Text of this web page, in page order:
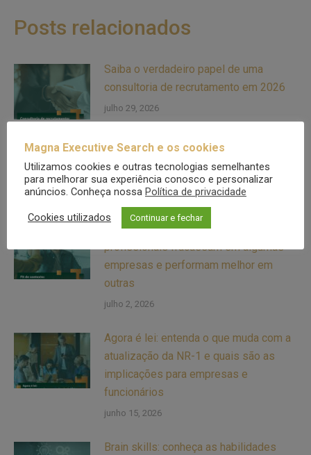
Posts relacionados
Saiba o verdadeiro papel de uma
consultoria de recrutamento em 2026
julho 29, 2026
Entenda quando a promoção interna
pode ser um risco para a sua empresa
julho 17, 2026
Fit de contexto: saiba por que bons
profissionais fracassam em algumas
empresas e performam melhor em
outras
julho 2, 2026
Agora é lei: entenda o que muda com a
atualização da NR-1 e quais são as
implicações para empresas e
funcionários
junho 15, 2026
Brain skills: conheça as habilidades
Magna Executive Search e os cookies
Utilizamos cookies e outras tecnologias semelhantes
para melhorar sua experiência conosco e personalizar
anúncios. Conheça nossa Política de privacidade
Cookies utilizados Continuar e fechar